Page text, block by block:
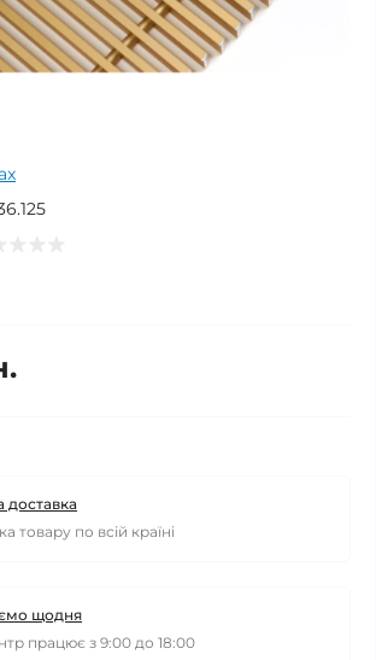
доставка
товару по всій країні
щодня
працює з 9:00 до 18:00